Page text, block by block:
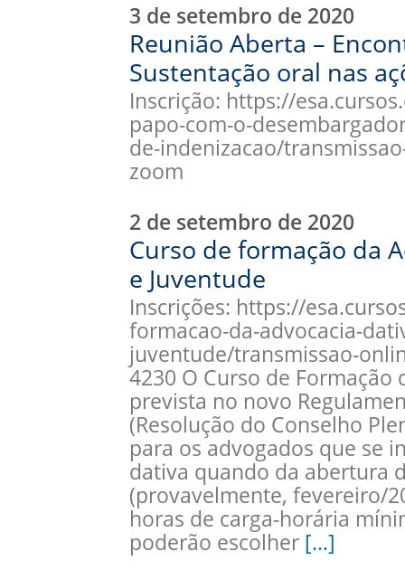
3 de setembro de 2020
Reunião Aberta –
Sustentação oral nas
Inscrição: https://
papo-com-o-
de-indenizacao/
zoom
2 de setembro de 2020
Curso de formação da
e Juventude
Inscrições: https://
formacao-da-advocacia-
juventude/transmissao-
4230 O Curso de Formação
prevista no novo
(Resolução do Conselho
para os advogados que se
dativa quando da abertura
(provavelmente, fevereiro/
horas de carga-horária
poderão escolher […]